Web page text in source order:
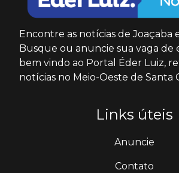
Encontre as notícias de Joaçaba
Busque ou anuncie sua vaga de
bem vindo ao Portal Éder Luiz,
notícias no Meio-Oeste de Santa
Links úteis
Anuncie
Contato